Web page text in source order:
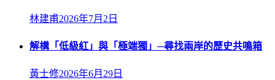
林建甫2026年7月2日
解構「低級紅」與「極端獨」─尋找兩岸的歷史共鳴箱
黃士修2026年6月29日